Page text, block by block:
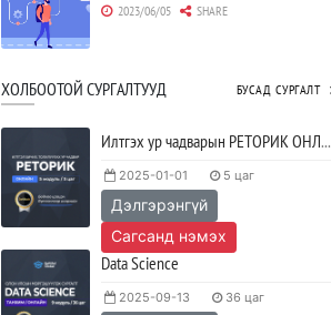
2023/06/05 SHARE
Борлуулагчид "ЮҮЛҮҮР"-т төвлөрөх
шаардлагагүй болж байна
Тодорхойгүй цаг үед CEO нар хэрхэн
инновацийг дэмжих вэ?
2023/05/17 SHARE
олимпиад амжилттай зохион
ХОЛБООТОЙ СУРГАЛТУУД БУСАД СУРГАЛТ
Илтгэх ур чадварын РЕТОРИК ОНЛАЙН хөтөлбөр
2025-01-01 5 цаг
Дэлгэрэнгүй
Сагсанд нэмэх
Data Science
2025-09-13 36 цаг